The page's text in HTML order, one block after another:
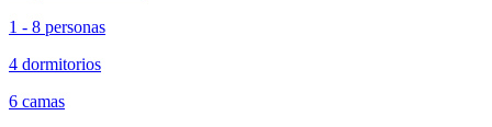
1 - 8 personas
4 dormitorios
6 camas